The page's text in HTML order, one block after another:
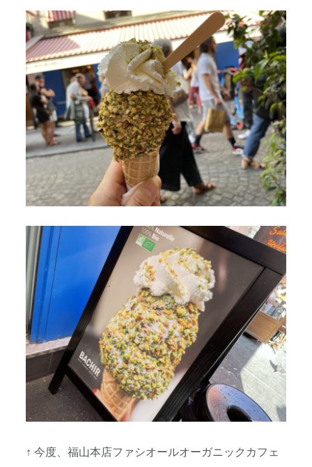
↑ 今度、福山本店ファシオールオーガニックカフェ